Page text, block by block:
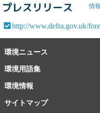
情
プレスリリース
http://www.defra.gov.uk/
環境ニュース
環境用語集
環境情報
サイトマップ